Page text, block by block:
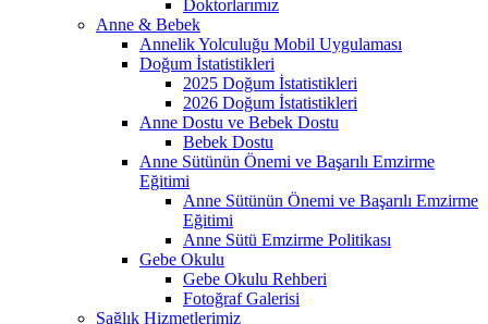
Doktorlarımız
Anne & Bebek
Annelik Yolculuğu Mobil Uygulaması
Doğum İstatistikleri
2025 Doğum İstatistikleri
2026 Doğum İstatistikleri
Anne Dostu ve Bebek Dostu
Bebek Dostu
Anne Sütünün Önemi ve Başarılı Emzirme
Eğitimi
Anne Sütünün Önemi ve Başarılı Emzirme
Eğitimi
Anne Sütü Emzirme Politikası
Gebe Okulu
Gebe Okulu Rehberi
Fotoğraf Galerisi
Sağlık Hizmetlerimiz